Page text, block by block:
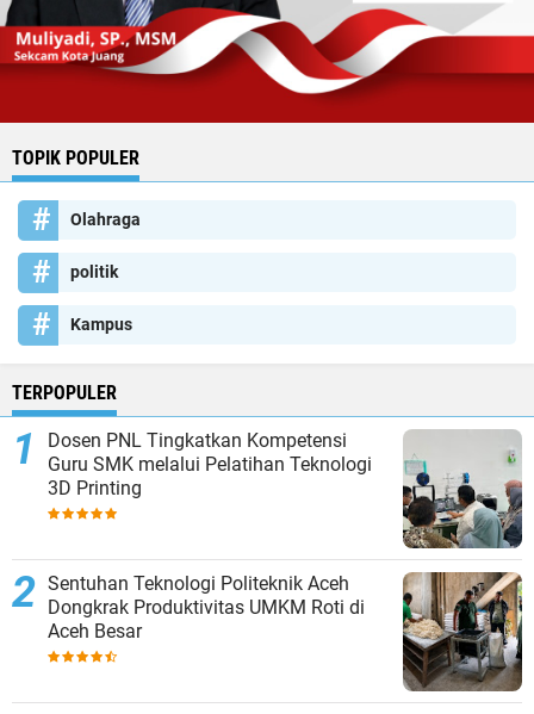
TOPIK POPULER
Olahraga
politik
Kampus
TERPOPULER
Dosen PNL Tingkatkan Kompetensi
Guru SMK melalui Pelatihan Teknologi
3D Printing
Sentuhan Teknologi Politeknik Aceh
Dongkrak Produktivitas UMKM Roti di
Aceh Besar